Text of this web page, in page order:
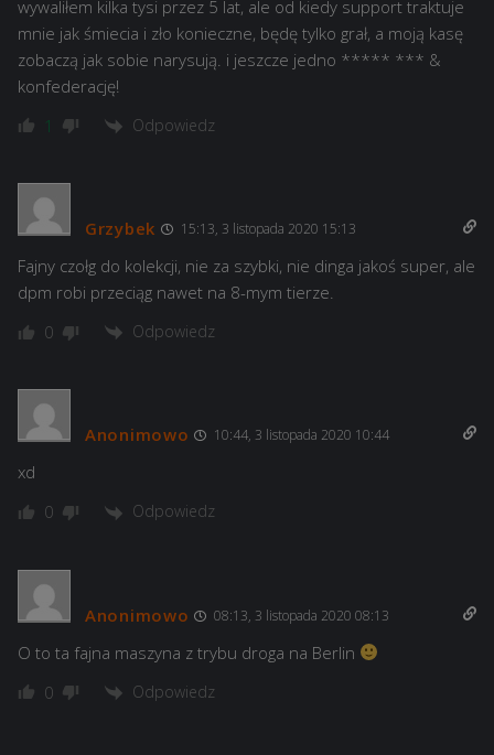
wywaliłem kilka tysi przez 5 lat, ale od kiedy support traktuje
mnie jak śmiecia i zło konieczne, będę tylko grał, a moją kasę
zobaczą jak sobie narysują. i jeszcze jedno ***** *** &
konfederację!
1 Odpowiedz
Grzybek 15:13, 3 listopada 2020 15:13
Fajny czołg do kolekcji, nie za szybki, nie dinga jakoś super, ale
dpm robi przeciąg nawet na 8-mym tierze.
0 Odpowiedz
Anonimowo 10:44, 3 listopada 2020 10:44
xd
0 Odpowiedz
Anonimowo 08:13, 3 listopada 2020 08:13
O to ta fajna maszyna z trybu droga na Berlin
0 Odpowiedz